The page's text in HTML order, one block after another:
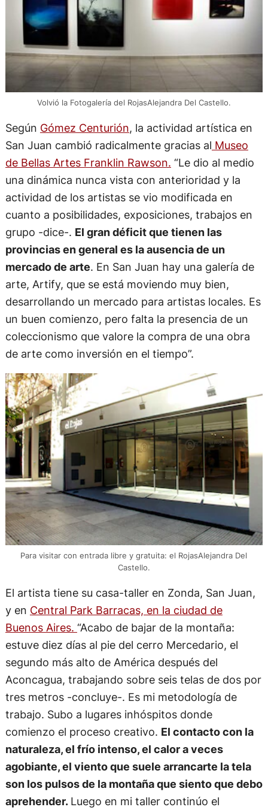
Volvió la Fotogalería del RojasAlejandra Del Castello.
Según Gómez Centurión, la actividad artística en
San Juan cambió radicalmente gracias al Museo
de Bellas Artes Franklin Rawson. “Le dio al medio
una dinámica nunca vista con anterioridad y la
actividad de los artistas se vio modificada en
cuanto a posibilidades, exposiciones, trabajos en
grupo -dice-. El gran déficit que tienen las
provincias en general es la ausencia de un
mercado de arte. En San Juan hay una galería de
arte, Artify, que se está moviendo muy bien,
desarrollando un mercado para artistas locales. Es
un buen comienzo, pero falta la presencia de un
coleccionismo que valore la compra de una obra
de arte como inversión en el tiempo”.
Para visitar con entrada libre y gratuita: el RojasAlejandra Del
Castello.
El artista tiene su casa-taller en Zonda, San Juan,
y en Central Park Barracas, en la ciudad de
Buenos Aires. “Acabo de bajar de la montaña:
estuve diez días al pie del cerro Mercedario, el
segundo más alto de América después del
Aconcagua, trabajando sobre seis telas de dos por
tres metros -concluye-. Es mi metodología de
trabajo. Subo a lugares inhóspitos donde
comienzo el proceso creativo. El contacto con la
naturaleza, el frío intenso, el calor a veces
agobiante, el viento que suele arrancarte la tela
son los pulsos de la montaña que siento que debo
aprehender. Luego en mi taller continúo el